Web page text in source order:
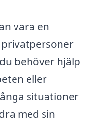
vara en
behöver hjälp
eller
situationer
med sin